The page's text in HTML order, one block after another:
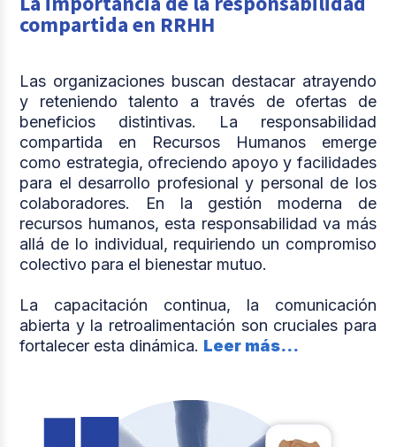
compartida en RRHH
Las organizaciones buscan destacar atrayendo
y reteniendo talento a través de ofertas de
beneficios distintivas. La responsabilidad
compartida en Recursos Humanos emerge
como estrategia, ofreciendo apoyo y facilidades
para el desarrollo profesional y personal de los
colaboradores. En la gestión moderna de
recursos humanos, esta responsabilidad va más
allá de lo individual, requiriendo un compromiso
colectivo para el bienestar mutuo.
La capacitación continua, la comunicación
abierta y la retroalimentación son cruciales para
fortalecer esta dinámica. Leer más...